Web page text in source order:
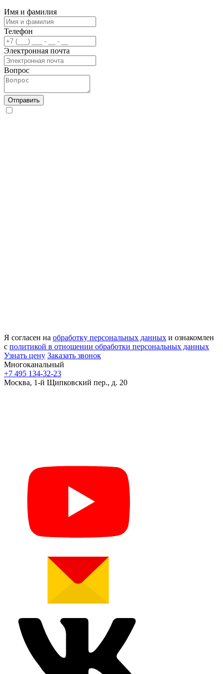
Имя и фамилия
Телефон
Электронная почта
Вопрос
Отправить
Я согласен на обработку персональных данных и ознакомлен
с политикой в отношении обработки персональных данных
Узнать цену Заказать звонок
Многоканальный
+7 495 134-32-23
Москва, 1-й Щипковский пер., д. 20